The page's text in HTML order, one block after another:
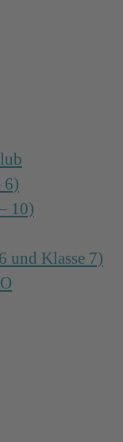
6)
10)
und Klasse 7)